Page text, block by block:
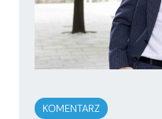
KOMENTARZ